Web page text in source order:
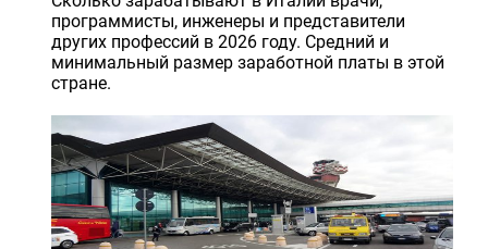
программисты, инженеры и представители
других профессий в 2026 году. Средний и
минимальный размер заработной платы в этой
стране.